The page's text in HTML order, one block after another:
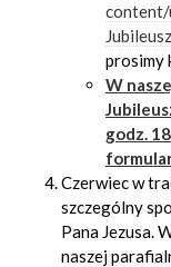
prosimy
W
godz.
Czerwiec w
szczególny
Pana Jezusa.
naszej